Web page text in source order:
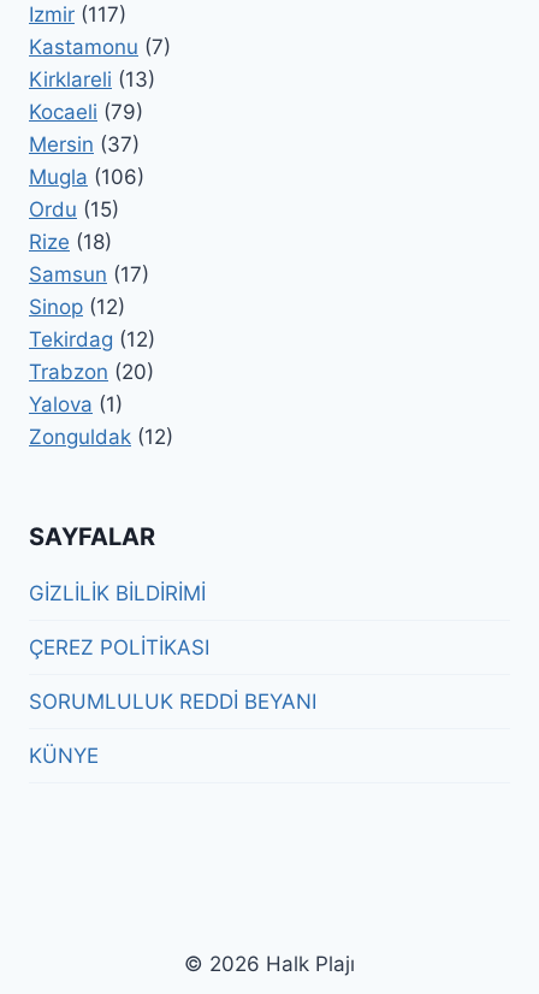
Izmir (117)
Kastamonu (7)
Kirklareli (13)
Kocaeli (79)
Mersin (37)
Mugla (106)
Ordu (15)
Rize (18)
Samsun (17)
Sinop (12)
Tekirdag (12)
Trabzon (20)
Yalova (1)
Zonguldak (12)
SAYFALAR
GİZLİLİK BİLDİRİMİ
ÇEREZ POLİTİKASI
SORUMLULUK REDDİ BEYANI
KÜNYE
© 2026 Halk Plajı